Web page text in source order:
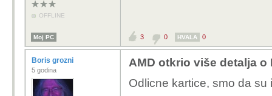
OFFLINE
Moj PC 3 0 HVALA 0
Boris grozni
5 godina
AMD otkrio više detalja o
Odlicne kartice, smo da